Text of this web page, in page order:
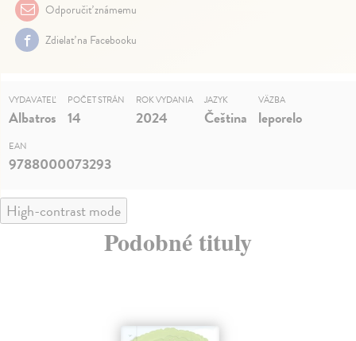
Odporučiť známemu
Zdielať na Facebooku
VYDAVATEĽ
Albatros
POČET STRÁN
14
ROK VYDANIA
2024
JAZYK
Čeština
VÄZBA
leporelo
EAN
9788000073293
High-contrast mode
Podobné tituly